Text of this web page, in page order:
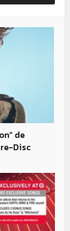
de
Disc